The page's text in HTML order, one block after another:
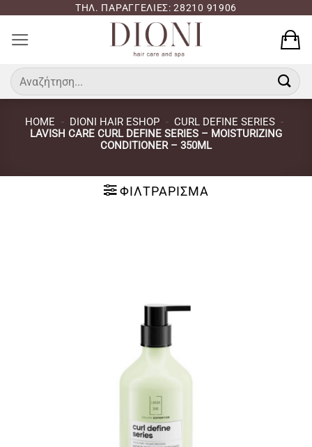
περιεχόμενο
ΤΗΛ. ΠΑΡΑΓΓΕΛΙΕΣ: 28210 91906
Αναζήτηση
για:
HOME - DIONI HAIR ESHOP - CURL DEFINE SERIES -
LAVISH CARE CURL DEFINE SERIES – MOISTURIZING
CONDITIONER – 350ML
ΦΙΛΤΡΆΡΙΣΜΑ